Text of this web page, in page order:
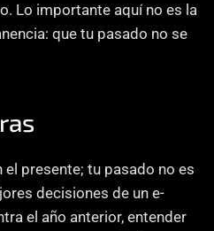
Lo importante aquí no es la
que tu pasado no se
presente; tu pasado no es
decisiones de un e-
el año anterior, entender